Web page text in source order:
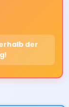
der